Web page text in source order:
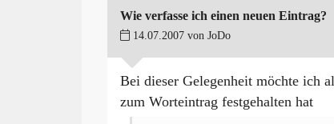
Wie verfasse ich einen neuen Eintrag?
14.07.2007 von JoDo
Bei dieser Gelegenheit möchte ich
zum Worteintrag festgehalten hat